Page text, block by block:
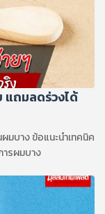
แถมลดร่วงได้
บาง ข้อแนะนำเทคนิค
รผมบาง